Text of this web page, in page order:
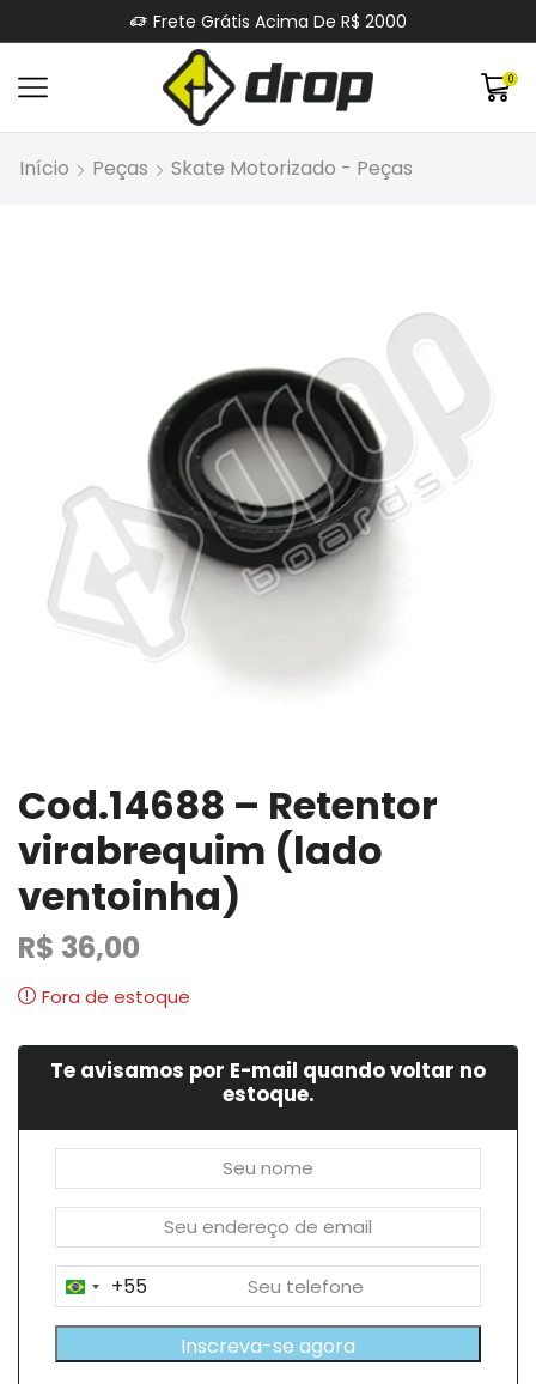
Frete Grátis Acima De R$ 2000
0
Início Peças Skate Motorizado - Peças
Cod.14688 – Retentor
virabrequim (lado
ventoinha)
R$ 36,00
Fora de estoque
Te avisamos por E-mail quando voltar no
estoque.
Brazil
+55
+55
Inscreva-se agora